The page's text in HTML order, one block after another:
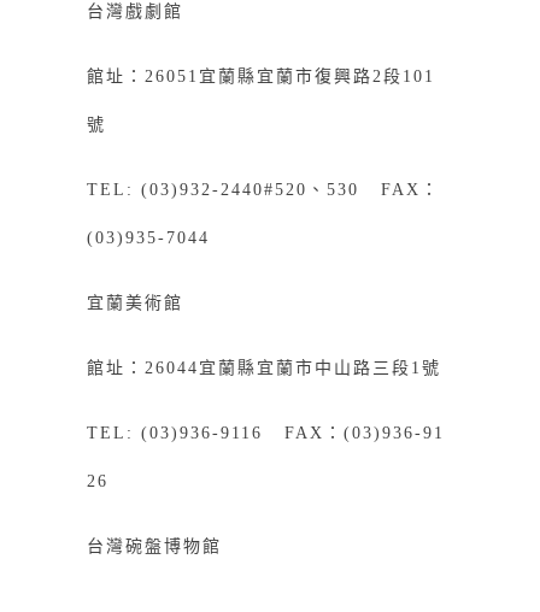
台灣戲劇館
館址：26051宜蘭縣宜蘭市復興路2段101
號
TEL: (03)932-2440#520、530 FAX：
(03)935-7044
宜蘭美術館
館址：26044宜蘭縣宜蘭市中山路三段1號
TEL: (03)936-9116 FAX：(03)936-91
26
台灣碗盤博物館